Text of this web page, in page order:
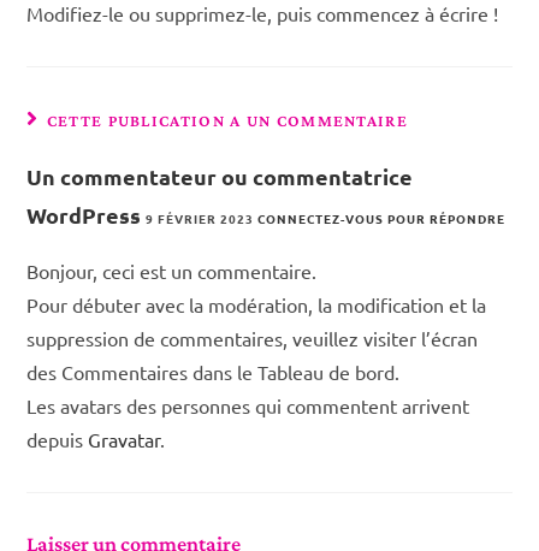
Modifiez-le ou supprimez-le, puis commencez à écrire !
CETTE PUBLICATION A UN COMMENTAIRE
Un commentateur ou commentatrice
WordPress 9 FÉVRIER 2023 CONNECTEZ-VOUS POUR RÉPONDRE
Bonjour, ceci est un commentaire.
Pour débuter avec la modération, la modification et la
suppression de commentaires, veuillez visiter l’écran
des Commentaires dans le Tableau de bord.
Les avatars des personnes qui commentent arrivent
depuis Gravatar.
Laisser un commentaire